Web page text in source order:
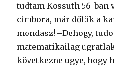
tudtam Kossuth 56-ban
cimbora, már dőlök a
mondasz! –Dehogy,
matematikailag
következne ugye, hogy